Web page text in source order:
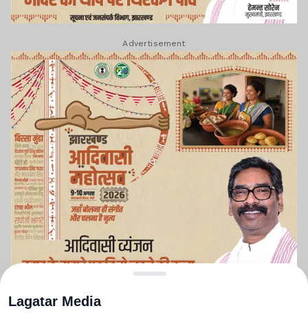
Advertisement
Lagatar Media